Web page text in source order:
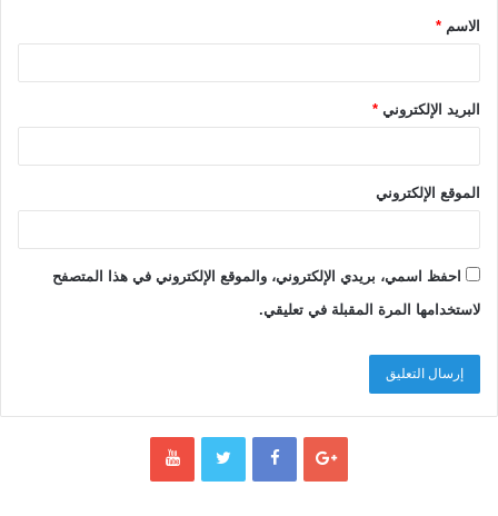
والإنسانية كلها من التآكل والضياع.
إعداد: ذة. هدى لحكيم بناني
الاسم *
البريد الإلكتروني *
الموقع الإلكتروني
احفظ اسمي، بريدي الإلكتروني، والموقع الإلكتروني في هذا المتصفح
لاستخدامها المرة المقبلة في تعليقي.